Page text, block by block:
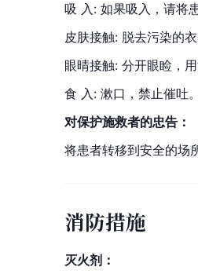
吸 入: 如果吸入，请将
皮肤接触: 脱去污染的
眼晴接触: 分开眼睑，
食 入: 漱口 ，禁止催吐
对保护施救者的忠告：
将患者转移到安全的场
消防措施
灭火剂：